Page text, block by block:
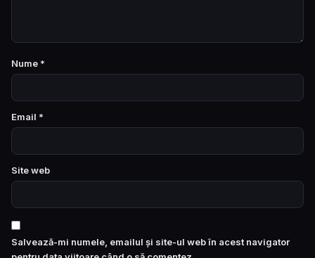
Nume *
Email *
Site web
Salvează-mi numele, emailul și site-ul web în acest navigator